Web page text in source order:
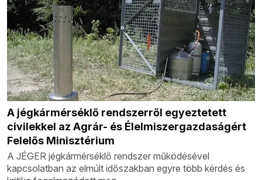
A jégkármérséklő rendszerről egyeztetett
civilekkel az Agrár- és Élelmiszergazdaságért
Felelős Minisztérium
A JÉGER jégkármérséklő rendszer működésével
kapcsolatban az elmúlt időszakban egyre több kérdés és